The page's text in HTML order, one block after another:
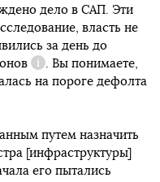
дело в САП. Эти
власть не
за день до
Справка
. Вы понимаете,
на пороге дефолта
путем назначить
[инфраструктуры]
его пытались